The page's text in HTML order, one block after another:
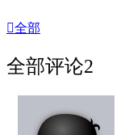
全部
全部评论2